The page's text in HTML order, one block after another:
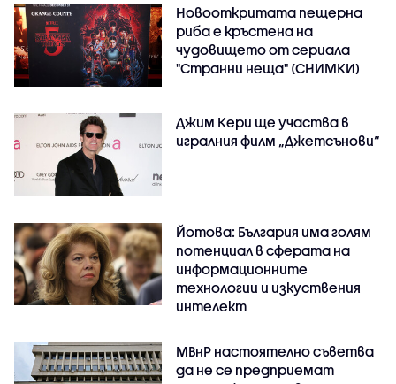
Новооткритата пещерна
риба е кръстена на
чудовището от сериала
"Странни неща" (СНИМКИ)
Джим Кери ще участва в
игралния филм „Джетсънови“
Йотова: България има голям
потенциал в сферата на
информационните
технологии и изкуствения
интелект
МВнР настоятелно съветва
да не се предприемат